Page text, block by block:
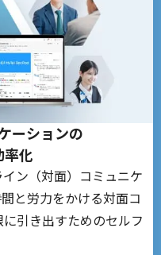
ーションの
率化
ン（対面）コミュニケ
と労力をかける対面コ
引き出すためのセルフ